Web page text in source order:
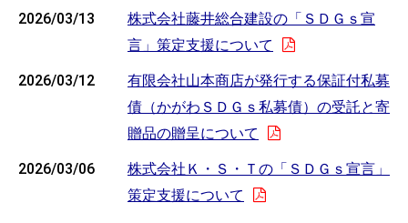
2026/03/13
株式会社藤井総合建設の「ＳＤＧｓ宣
言」策定支援について
2026/03/12
有限会社山本商店が発行する保証付私募
債（かがわＳＤＧｓ私募債）の受託と寄
贈品の贈呈について
2026/03/06
株式会社Ｋ・Ｓ・Ｔの「ＳＤＧｓ宣言」
策定支援について